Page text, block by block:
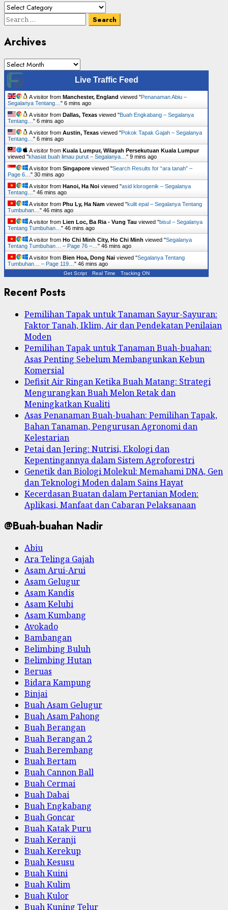
Cari
Senarai
Search
Archives
Archives
Live Traffic Feed
A visitor from Manchester, England viewed "Penanaman Abiu –
Segalanya Tentang… " 6 mins ago
A visitor from Dallas, Texas viewed "Buah Engkabang – Segalanya
Tentang… " 6 mins ago
A visitor from Austin, Texas viewed "Pokok Tapak Gajah – Segalanya
Tentang… " 6 mins ago
A visitor from Kuala Lumpur, Wilayah Persekutuan Kuala Lumpur
viewed "khasiat buah limau purut – Segalanya… " 9 mins ago
A visitor from Singapore viewed "Search Results for “ara tanah” –
Page 6… " 30 mins ago
A visitor from Hanoi, Ha Noi viewed "asid klorogenik – Segalanya
Tentang… " 46 mins ago
A visitor from Phu Ly, Ha Nam viewed "kulit epal – Segalanya Tentang
Tumbuhan… " 46 mins ago
A visitor from Lien Loc, Ba Ria - Vung Tau viewed "bisul – Segalanya
Tentang Tumbuhan… " 46 mins ago
A visitor from Ho Chi Minh City, Ho Chi Minh viewed "Segalanya
Tentang Tumbuhan… – Page 76 –… " 46 mins ago
A visitor from Bien Hoa, Dong Nai viewed "Segalanya Tentang
Tumbuhan… – Page 119… " 46 mins ago
Get Script Real Time Tracking ON
Recent Posts
Pemilihan Tapak untuk Tanaman Sayur-Sayuran:
Faktor Tanah, Iklim, Air dan Pendekatan Penilaian
Moden
Pemilihan Tapak untuk Tanaman Buah-buahan:
Asas Penting Sebelum Membangunkan Kebun
Komersial
Defisit Air Ringan Ketika Buah Matang: Strategi
Mengurangkan Buah Melon Retak dan
Meningkatkan Kualiti
Asas Penanaman Buah-buahan: Pemilihan Tapak,
Bahan Tanaman, Pengurusan Agronomi dan
Kelestarian
Petai dan Jering: Nutrisi, Ekologi dan
Kepentingannya dalam Sistem Agroforestri
Genetik dan Biologi Molekul: Memahami DNA, Gen
dan Teknologi Moden dalam Sains Hayat
Kecerdasan Buatan dalam Pertanian Moden:
Aplikasi, Manfaat dan Cabaran Pelaksanaan
@Buah-buahan Nadir
Abiu
Ara Telinga Gajah
Asam Arui-Arui
Asam Gelugur
Asam Kandis
Asam Kelubi
Asam Kumbang
Avokado
Bambangan
Belimbing Buluh
Belimbing Hutan
Beruas
Bidara Kampung
Binjai
Buah Asam Gelugur
Buah Asam Pahong
Buah Berangan
Buah Berangan 2
Buah Berembang
Buah Bertam
Buah Cannon Ball
Buah Cermai
Buah Dabai
Buah Engkabang
Buah Goncar
Buah Katak Puru
Buah Keranji
Buah Kerekup
Buah Kesusu
Buah Kuini
Buah Kulim
Buah Kulor
Buah Kuning Telur